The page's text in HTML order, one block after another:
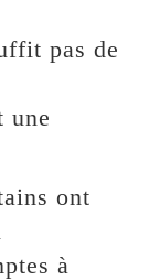
pas de
une
ont
à